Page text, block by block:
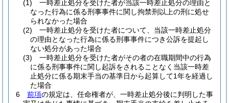
(1)
一時差止処分を受けた者が当該一時差止処分の理由と
なった行為に係る刑事事件に関し拘禁刑以上の刑に処せ
られなかった場合
(2)
一時差止処分を受けた者について、当該一時差止処分
の理由となった行為に係る刑事事件につき公訴を提起し
ない処分があった場合
(3)
一時差止処分を受けた者がその者の在職期間中の行為
に係る刑事事件に関し起訴をされることなく当該一時差
止処分に係る期末手当の基準日から起算して1年を経過し
た場合
6
前項の規定は、任命権者が、一時差止処分後に判明した事